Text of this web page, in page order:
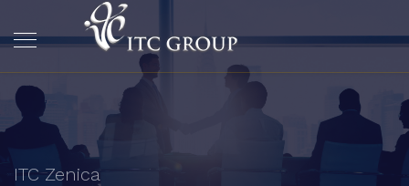
ITC Zenica